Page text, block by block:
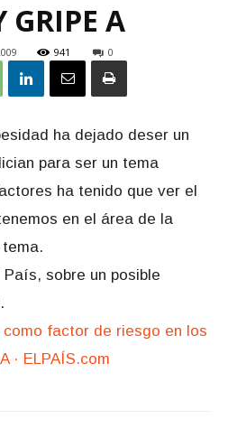
GRIPE A
941 0
ha dejado deser un
para ser un tema
ha tenido que ver el
en el área de la
sobre un posible
factor de riesgo en los
· ELPAÍS.com